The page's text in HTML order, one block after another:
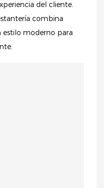
del cliente.
combina
estilo moderno para